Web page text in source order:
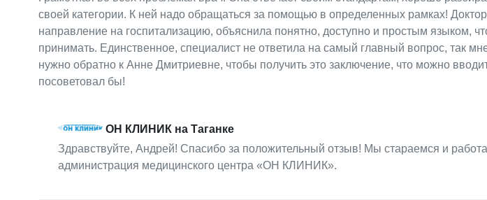
своей категории. К ней надо обращаться за помощью в определенных рамках!
направление на госпитализацию, объяснила понятно, доступно и простым языком,
принимать. Единственное, специалист не ответила на самый главный вопрос, так
нужно обратно к Анне Дмитриевне, чтобы получить это заключение, что можно
посоветовал бы!
ОН КЛИНИК на Таганке
Здравствуйте, Андрей! Спасибо за положительный отзыв! Мы стараемся и
администрация медицинского центра «ОН КЛИНИК».